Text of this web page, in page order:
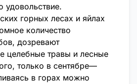
горных лесах и яйлах
количество
дозревают
целебные травы и лесные
только в сентябре—
в горах можно